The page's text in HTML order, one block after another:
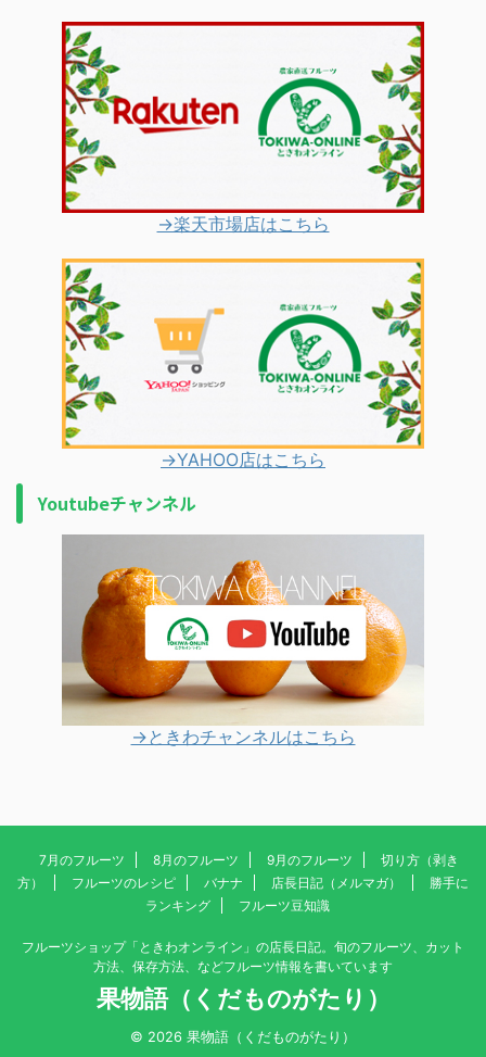
→楽天市場店はこちら
→YAHOO店はこちら
Youtubeチャンネル
→ときわチャンネルはこちら
7月のフルーツ 8月のフルーツ 9月のフルーツ
切り方（剥き
方）
フルーツのレシピ バナナ 店長日記（メルマガ）
勝手に
ランキング
フルーツ豆知識
フルーツショップ「ときわオンライン」の店長日記。旬のフルーツ、カット
方法、保存方法、などフルーツ情報を書いています
果物語（くだものがたり）
© 2026 果物語（くだものがたり）